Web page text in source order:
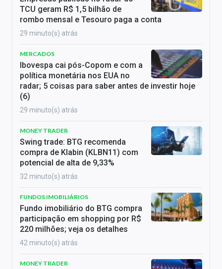
TCU geram R$ 1,5 bilhão de
rombo mensal e Tesouro paga a conta
29 minuto(s) atrás
MERCADOS
Ibovespa cai pós-Copom e com a
política monetária nos EUA no
radar; 5 coisas para saber antes de investir hoje
(6)
29 minuto(s) atrás
MONEY TRADER
Swing trade: BTG recomenda
compra de Klabin (KLBN11) com
potencial de alta de 9,33%
32 minuto(s) atrás
FUNDOS IMOBILIÁRIOS
Fundo imobiliário do BTG compra
participação em shopping por R$
220 milhões; veja os detalhes
42 minuto(s) atrás
MONEY TRADER